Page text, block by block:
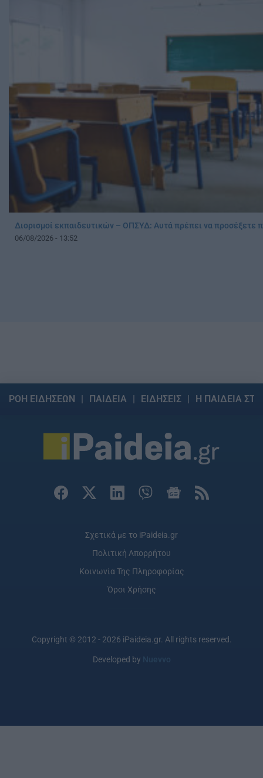
Διορισμοί εκπαιδευτικών – ΟΠΣΥΔ: Αυτά πρέπει να προσέξετε
06/08/2026 - 13:52
ΡΟΗ ΕΙΔΗΣΕΩΝ ΠΑΙΔΕΙΑ ΕΙΔΗΣΕΙΣ Η ΠΑΙΔΕΙΑ
Σχετικά με το iPaideia.gr
Πολιτική Απορρήτου
Κοινωνία Της Πληροφορίας
Όροι Χρήσης
Copyright © 2012 - 2026 iPaideia.gr. All rights reserved.
Developed by